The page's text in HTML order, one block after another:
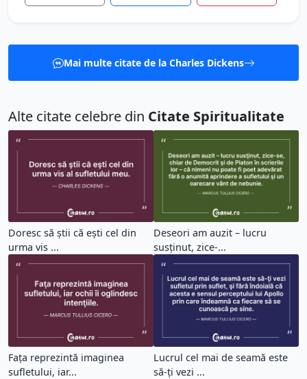
Mai multe citate de la Charles Dickens
Alte citate celebre din Citate Spiritualitate
Doresc să ştii că eşti cel din
urma vis ...
Deseori am auzit – lucru
susţinut, zice-...
Faţa reprezintă imaginea
sufletului, iar...
Lucrul cel mai de seamă este
să-ţi vezi ...